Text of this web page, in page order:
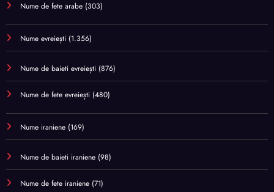
Nume de fete arabe (303)
Nume evreiești (1.356)
Nume de baieti evreiești (876)
Nume de fete evreiești (480)
Nume iraniene (169)
Nume de baieti iraniene (98)
Nume de fete iraniene (71)